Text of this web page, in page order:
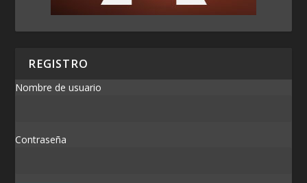
REGISTRO
Nombre de usuario
Contraseña